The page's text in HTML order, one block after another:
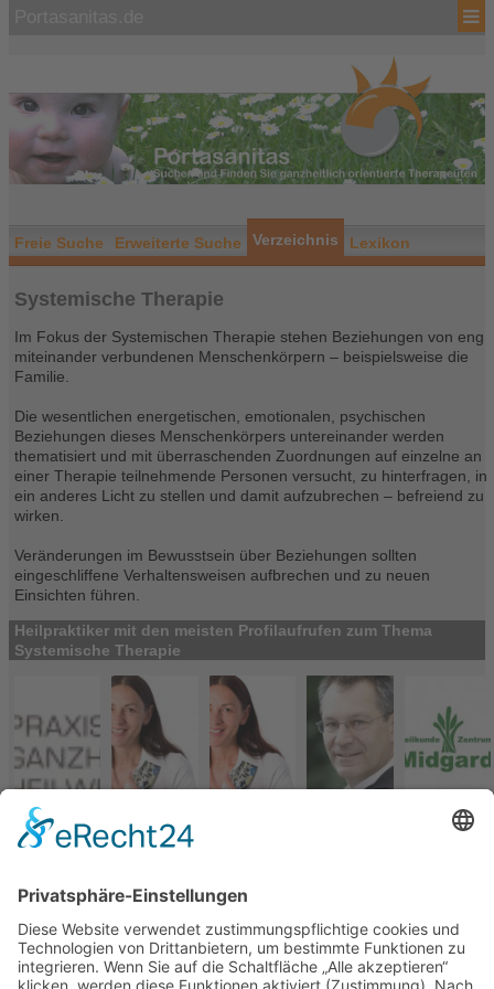
Freie Suche Erweiterte Suche Verzeichnis Lexikon
Systemische Therapie
Im Fokus der Systemischen Therapie stehen Beziehungen von eng
miteinander verbundenen Menschenkörpern – beispielsweise die
Familie.
Die wesentlichen energetischen, emotionalen, psychischen
Beziehungen dieses Menschenkörpers untereinander werden
thematisiert und mit überraschenden Zuordnungen auf einzelne an
einer Therapie teilnehmende Personen versucht, zu hinterfragen, in
ein anderes Licht zu stellen und damit aufzubrechen – befreiend zu
wirken.
Veränderungen im Bewusstsein über Beziehungen sollten
eingeschliffene Verhaltensweisen aufbrechen und zu neuen
Einsichten führen.
Heilpraktiker mit den meisten Profilaufrufen zum Thema
Systemische Therapie
Heilpraktiker-Verzeichnis
Baden-Württemberg (15)
Berlin (8)
Brandenburg (2)
Bremen (1)